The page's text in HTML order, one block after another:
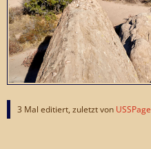
3 Mal editiert, zuletzt von USSPage